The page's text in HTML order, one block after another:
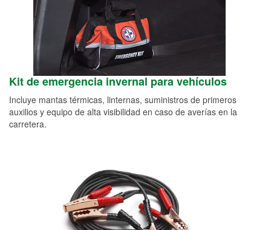
Kit de emergencia invernal para vehículos
Incluye mantas térmicas, linternas, suministros de primeros
auxilios y equipo de alta visibilidad en caso de averías en la
carretera.